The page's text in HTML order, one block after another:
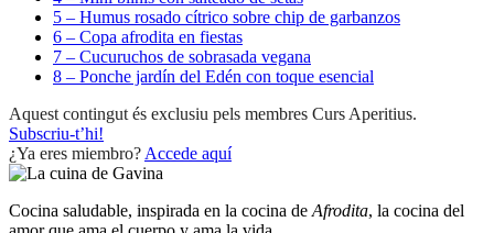
5 – Humus rosado cítrico sobre chip de garbanzos
6 – Copa afrodita en fiestas
7 – Cucuruchos de sobrasada vegana
8 – Ponche jardín del Edén con toque esencial
Aquest contingut és exclusiu pels membres Curs Aperitius.
Subscriu-t’hi!
¿Ya eres miembro? Accede aquí
Cocina saludable, inspirada en la cocina de Afrodita, la cocina del